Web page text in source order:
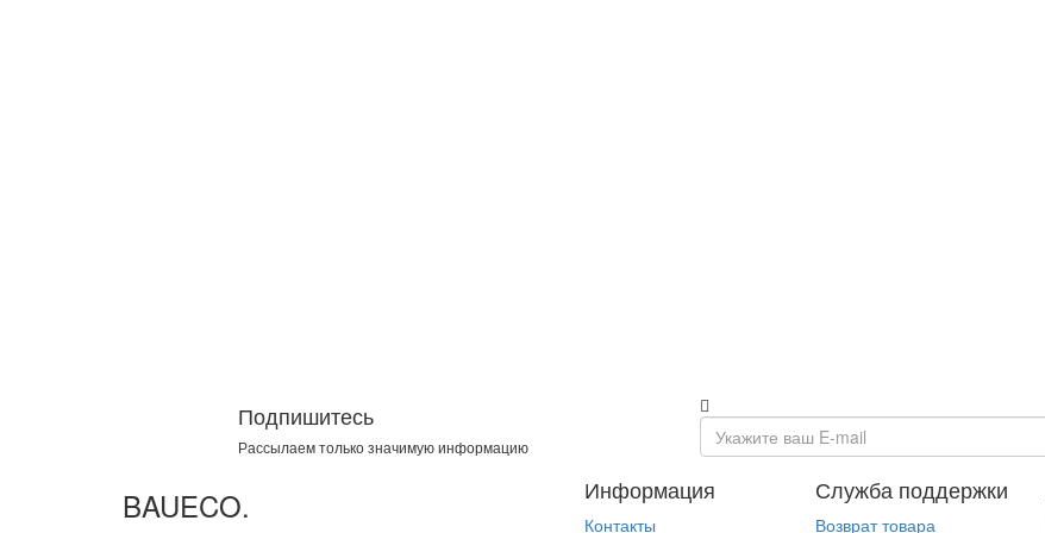
Подпишитесь
Рассылаем только значимую информацию
BAUECO. Информация
Контакты
Служба поддержки
Возврат товара